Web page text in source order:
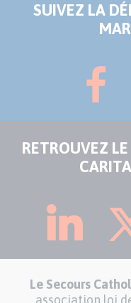
SUIVEZ LA
RETROUVEZ
Le Secours
association loi